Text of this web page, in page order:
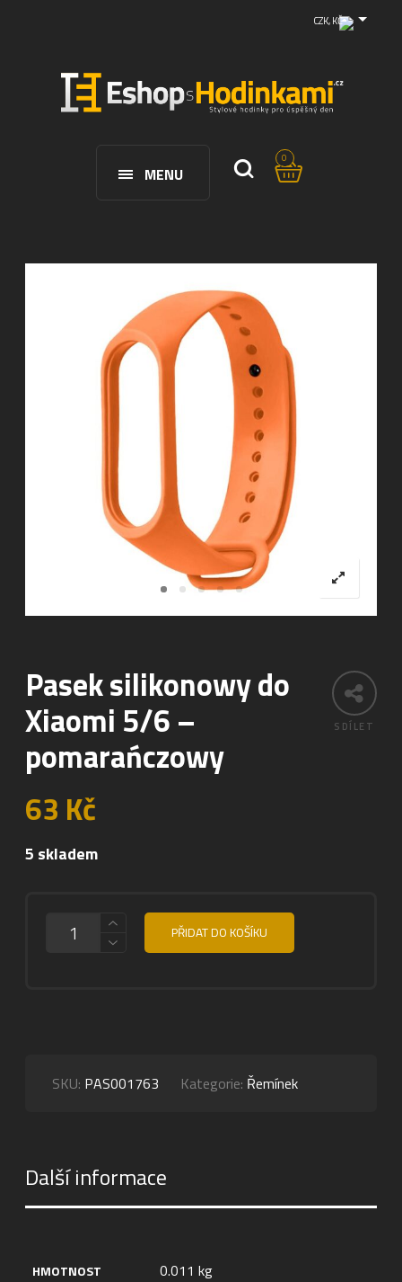
CZK, KČ
MENU
0
SDÍLET
Pasek silikonowy do
Xiaomi 5/6 –
pomarańczowy
63 Kč
5 skladem
PŘIDAT DO KOŠÍKU
SKU: PAS001763 Kategorie: Řemínek
Další informace
HMOTNOST 0.011 kg